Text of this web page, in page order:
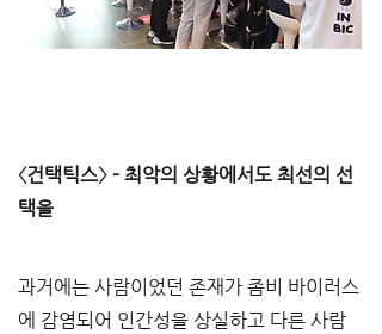
〈건택틱스〉 - 최악의 상황에서도 최선의 선
택을
과거에는 사람이었던 존재가 좀비 바이러스
에 감염되어 인간성을 상실하고 다른 사람